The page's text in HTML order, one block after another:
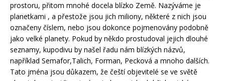
prostoru, přitom mnohé docela blízko Země. Nazýváme je
planetkami , a přestože jsou jich miliony, některé z nich jsou
označeny číslem, nebo jsou dokonce pojmenovány podobně
jako velké planety. Pokud by někdo prostudoval jejich dlouhé
seznamy, kupodivu by našel řadu nám blízkých názvů,
například Semafor,Talich, Forman, Pecková a mnoho dalších.
Tato jména jsou důkazem, že čeští objevitelé se ve světě